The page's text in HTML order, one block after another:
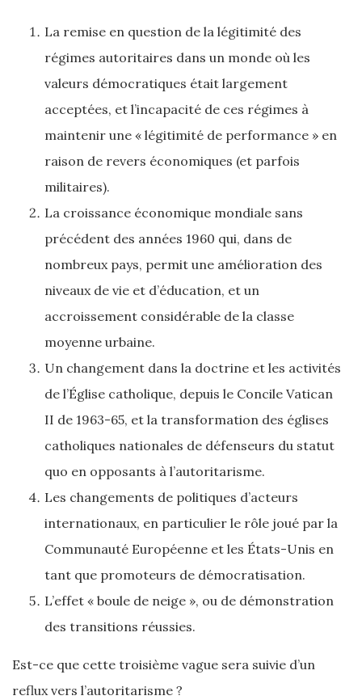
La remise en question de la légitimité des
régimes autoritaires dans un monde où les
valeurs démocratiques était largement
acceptées, et l’incapacité de ces régimes à
maintenir une « légitimité de performance » en
raison de revers économiques (et parfois
militaires).
La croissance économique mondiale sans
précédent des années 1960 qui, dans de
nombreux pays, permit une amélioration des
niveaux de vie et d’éducation, et un
accroissement considérable de la classe
moyenne urbaine.
Un changement dans la doctrine et les activités
de l’Église catholique, depuis le Concile Vatican
II de 1963-65, et la transformation des églises
catholiques nationales de défenseurs du statut
quo en opposants à l’autoritarisme.
Les changements de politiques d’acteurs
internationaux, en particulier le rôle joué par la
Communauté Européenne et les États-Unis en
tant que promoteurs de démocratisation.
L’effet « boule de neige », ou de démonstration
des transitions réussies.
Est-ce que cette troisième vague sera suivie d’un
reflux vers l’autoritarisme ?